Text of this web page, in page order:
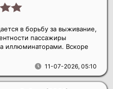
11-07-2026, 05:10
в борьбу за выживание,
пассажиры
иллюминаторами. Вскоре